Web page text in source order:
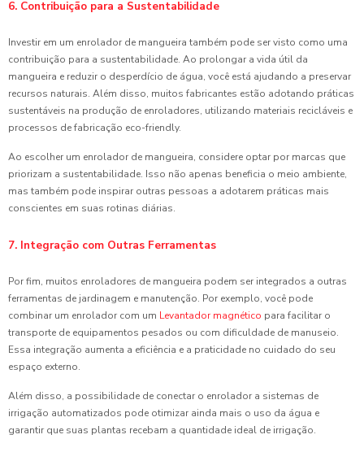
6. Contribuição para a Sustentabilidade
Investir em um enrolador de mangueira também pode ser visto como uma
contribuição para a sustentabilidade. Ao prolongar a vida útil da
mangueira e reduzir o desperdício de água, você está ajudando a preservar
recursos naturais. Além disso, muitos fabricantes estão adotando práticas
sustentáveis na produção de enroladores, utilizando materiais recicláveis e
processos de fabricação eco-friendly.
Ao escolher um enrolador de mangueira, considere optar por marcas que
priorizam a sustentabilidade. Isso não apenas beneficia o meio ambiente,
mas também pode inspirar outras pessoas a adotarem práticas mais
conscientes em suas rotinas diárias.
7. Integração com Outras Ferramentas
Por fim, muitos enroladores de mangueira podem ser integrados a outras
ferramentas de jardinagem e manutenção. Por exemplo, você pode
combinar um enrolador com um Levantador magnético para facilitar o
transporte de equipamentos pesados ou com dificuldade de manuseio.
Essa integração aumenta a eficiência e a praticidade no cuidado do seu
espaço externo.
Além disso, a possibilidade de conectar o enrolador a sistemas de
irrigação automatizados pode otimizar ainda mais o uso da água e
garantir que suas plantas recebam a quantidade ideal de irrigação.